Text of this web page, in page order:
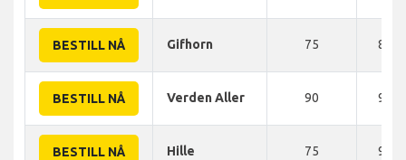
BESTILL NÅ Gifhorn 75 84
BESTILL NÅ Verden Aller 90 90
BESTILL NÅ Hille 75 95